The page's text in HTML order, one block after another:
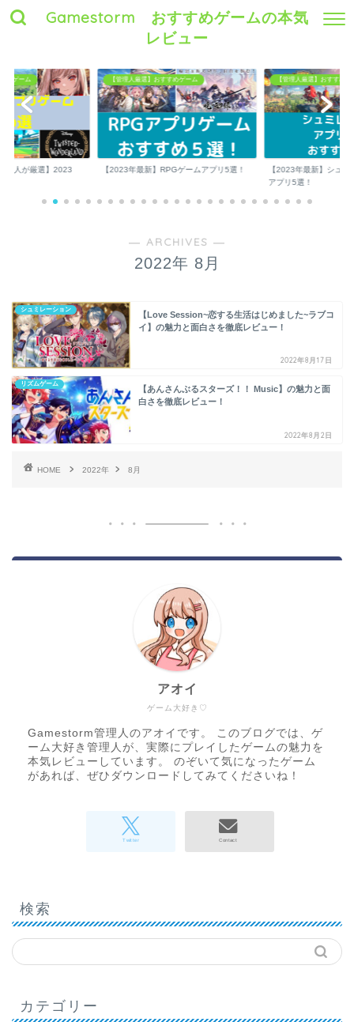
Gamestorm おすすめゲームの本気
レビュー
めゲーム
理人が厳選】2023
【管理人厳選】おすすめゲーム
【2023年最新】RPGゲームアプリ5選！
【管理人厳選】おすすめゲ
【2023年最新】シュ
アプリ5選！
― ARCHIVES ―
2022年 8月
シュミレーション
【Love Session~恋する生活はじめました~ラブコ
イ】の魅力と面白さを徹底レビュー！
2022年8月17日
リズムゲーム
【あんさんぶるスターズ！！ Music】の魅力と面
白さを徹底レビュー！
2022年8月2日
HOME 2022年 8月
ゲーム大好き♡
アオイ
Gamestorm管理人のアオイです。 このブログでは、ゲ
ーム大好き管理人が、実際にプレイしたゲームの魅力を
本気レビューしています。 のぞいて気になったゲーム
があれば、ぜひダウンロードしてみてくださいね！
検索
カテゴリー